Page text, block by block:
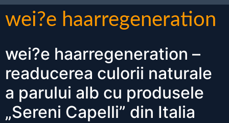
wei?e haarregeneration
wei?e haarregeneration –
readucerea culorii naturale
a parului alb cu produsele
„Sereni Capelli” din Italia